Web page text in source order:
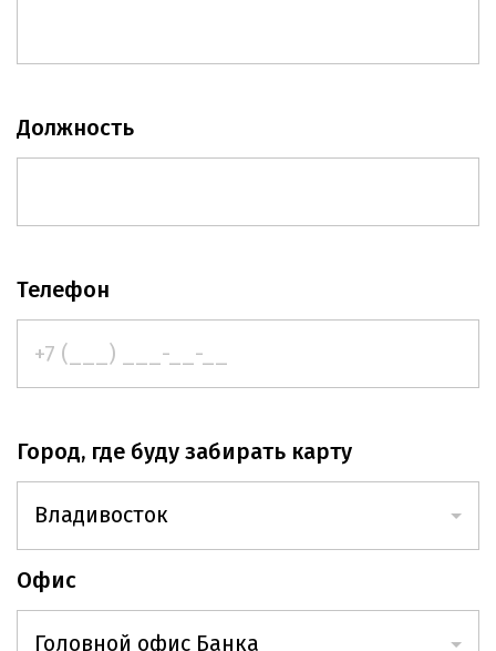
Должность
Телефон
Город, где буду забирать карту
Владивосток
Владивосток
Офис
Головной офис Банка